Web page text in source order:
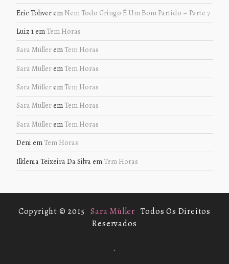
Eric Tohverem Nem Todo Gringo É Um Bom Partido – Parte 7
Luiz 1em Tem Horas
Sara Müllerem Tem Horas
Sara Müllerem Tem Horas
Sara Müllerem Tem Horas
Sara Müllerem Tem Horas
Sara Müllerem Tem Horas
Deni em Tem Horas
Ilklenia Teixeira Da Silvaem Tem Horas
Copyright © 2015 Sara Müller Todos Os Direitos
Reservados
.